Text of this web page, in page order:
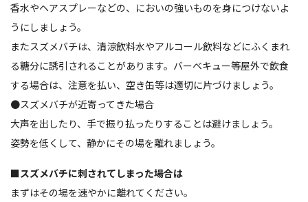
香水やヘアスプレーなどの、においの強いものを身につけないよ
うにしましょう。
またスズメバチは、清涼飲料水やアルコール飲料などにふくまれ
る糖分に誘引されることがあります。バーベキュー等屋外で飲食
する場合は、注意を払い、空き缶等は適切に片づけましょう。
●スズメバチが近寄ってきた場合
大声を出したり、手で振り払ったりすることは避けましょう。
姿勢を低くして、静かにその場を離れましょう。
■スズメバチに刺されてしまった場合は
まずはその場を速やかに離れてください。